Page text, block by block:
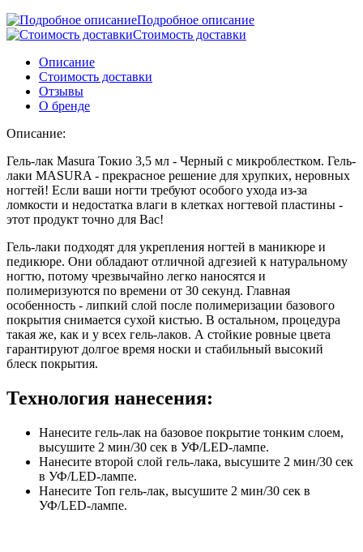
Подробное описание
Стоимость доставки
Описание
Стоимость доставки
Отзывы
О бренде
Описание:
Гель-лак Masura Токио 3,5 мл - Черный с микроблестком. Гель-
лаки MASURA - прекрасное решение для хрупких, неровных
ногтей! Если ваши ногти требуют особого ухода из-за
ломкости и недостатка влаги в клетках ногтевой пластины -
этот продукт точно для Вас!
Гель-лаки подходят для укрепления ногтей в маникюре и
педикюре. Они обладают отличной адгезией к натуральному
ногтю, потому чрезвычайно легко наносятся и
полимеризуются по времени от 30 секунд. Главная
особенность - липкий слой после полимеризации базового
покрытия снимается сухой кистью. В остальном, процедура
такая же, как и у всех гель-лаков. А стойкие ровные цвета
гарантируют долгое время носки и стабильный высокий
блеск покрытия.
Технология нанесения:
Нанесите гель-лак на базовое покрытие тонким слоем,
высушите 2 мин/30 сек в УФ/LED-лампе.
Нанесите второй слой гель-лака, высушите 2 мин/30 сек
в УФ/LED-лампе.
Нанесите Топ гель-лак, высушите 2 мин/30 сек в
УФ/LED-лампе.